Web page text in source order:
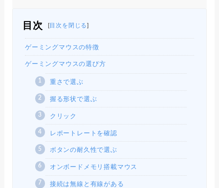
目次 [目次を閉じる]
ゲーミングマウスの特徴
ゲーミングマウスの選び方
重さで選ぶ
握る形状で選ぶ
クリック
レポートレートを確認
ボタンの耐久性で選ぶ
オンボードメモリ搭載マウス
接続は無線と有線がある